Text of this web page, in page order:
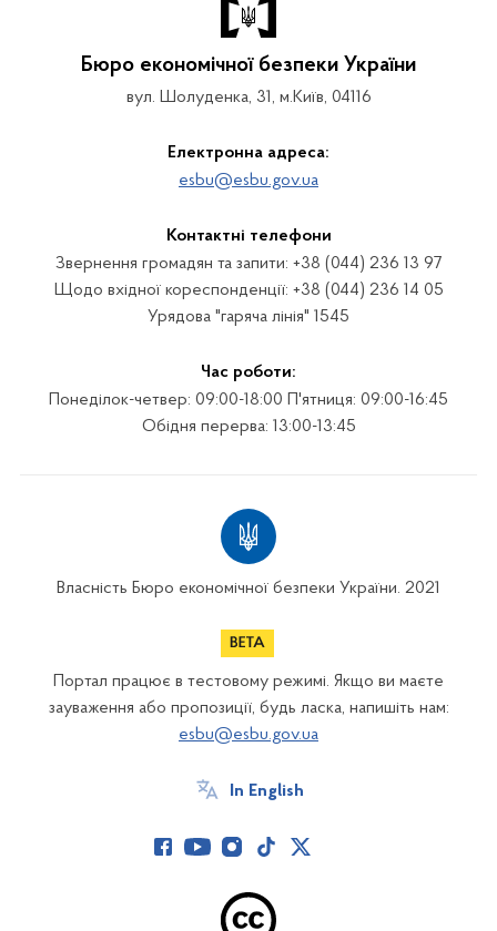
Бюро економічної безпеки України
вул. Шолуденка, 31, м.Київ, 04116
Електронна адреса:
esbu@esbu.gov.ua
Контактні телефони
Звернення громадян та запити: +38 (044) 236 13 97
Щодо вхідної кореспонденції: +38 (044) 236 14 05
Урядова "гаряча лінія" 1545
Час роботи:
Понеділок-четвер: 09:00-18:00 П'ятниця: 09:00-16:45
Обідня перерва: 13:00-13:45
Власність Бюро економічної безпеки України. 2021
Портал працює в тестовому режимі. Якщо ви маєте
зауваження або пропозиції, будь ласка, напишіть нам:
esbu@esbu.gov.ua
In English